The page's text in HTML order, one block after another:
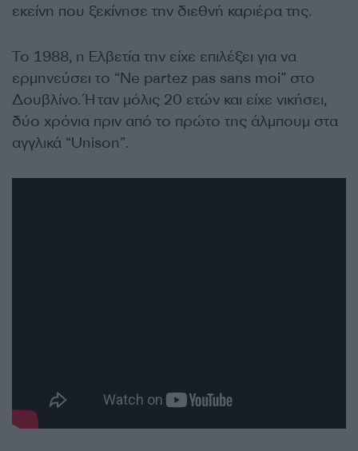
εκείνη που ξεκίνησε την διεθνή καριέρα της.
Το 1988, η Ελβετία την είχε επιλέξει για να
ερμηνεύσει το “Ne partez pas sans moi” στο
Δουβλίνο. Ήταν μόλις 20 ετών και είχε νικήσει,
δύο χρόνια πριν από το πρώτο της άλμπουμ στα
αγγλικά “Unison”.